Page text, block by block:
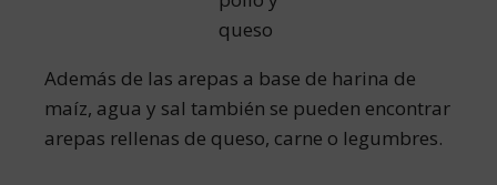
queso
Además de las arepas a base de harina de
maíz, agua y sal también se pueden encontrar
arepas rellenas de queso, carne o legumbres.